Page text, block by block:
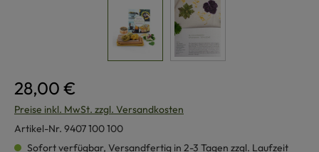
28,00 €
Preise inkl. MwSt. zzgl. Versandkosten
Artikel-Nr. 9407 100 100
Sofort verfügbar, Versandfertig in 2-3 Tagen zzgl. Laufzeit